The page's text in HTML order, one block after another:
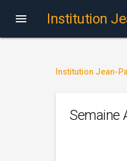
 Institution
Institution Jean-
Semaine